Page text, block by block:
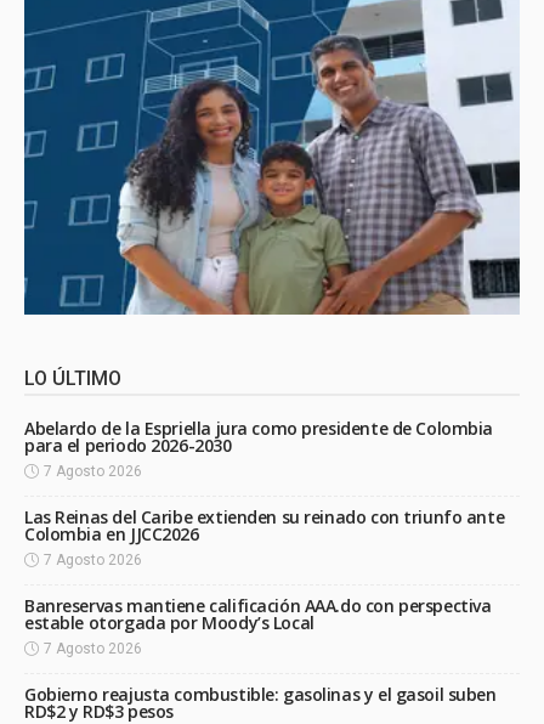
LO ÚLTIMO
Abelardo de la Espriella jura como presidente de Colombia
para el periodo 2026-2030
7 Agosto 2026
Las Reinas del Caribe extienden su reinado con triunfo ante
Colombia en JJCC2026
7 Agosto 2026
Banreservas mantiene calificación AAA.do con perspectiva
estable otorgada por Moody’s Local
7 Agosto 2026
Gobierno reajusta combustible: gasolinas y el gasoil suben
RD$2 y RD$3 pesos